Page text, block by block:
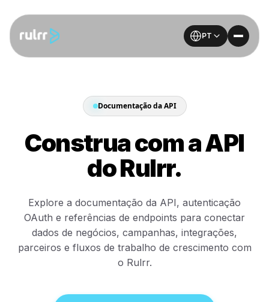
PT
Documentação da API
Construa com a API
do Rulrr.
Explore a documentação da API, autenticação
OAuth e referências de endpoints para conectar
dados de negócios, campanhas, integrações,
parceiros e fluxos de trabalho de crescimento com
o Rulrr.